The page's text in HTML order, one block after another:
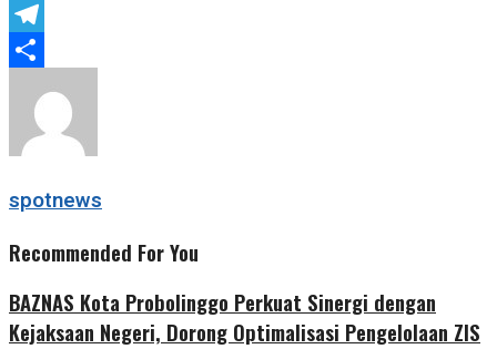
Twitter
Telegram
Share
spotnews
Recommended For You
BAZNAS Kota Probolinggo Perkuat Sinergi dengan
Kejaksaan Negeri, Dorong Optimalisasi Pengelolaan ZIS